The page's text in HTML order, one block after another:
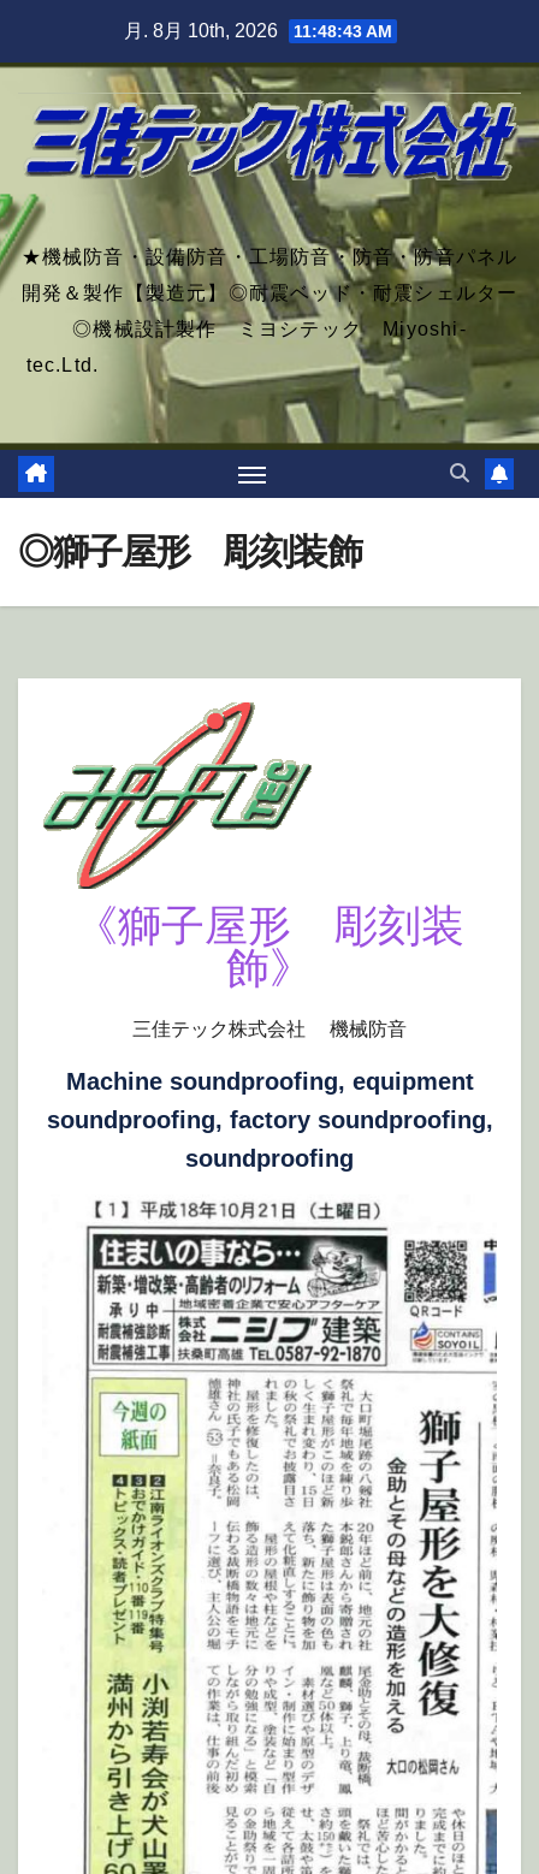
月. 8月 10th, 2026 11:48:45 AM
★機械防音・設備防音・工場防音・防音・防音パネル
開発＆製作【製造元】◎耐震ベッド・耐震シェルター
◎機械設計製作 ミヨシテック Miyoshi-
tec.Ltd.
◎獅子屋形 彫刻装飾
《獅子屋形 彫刻装
飾》
三佳テック株式会社 機械防音
Machine soundproofing, equipment
soundproofing, factory soundproofing,
soundproofing